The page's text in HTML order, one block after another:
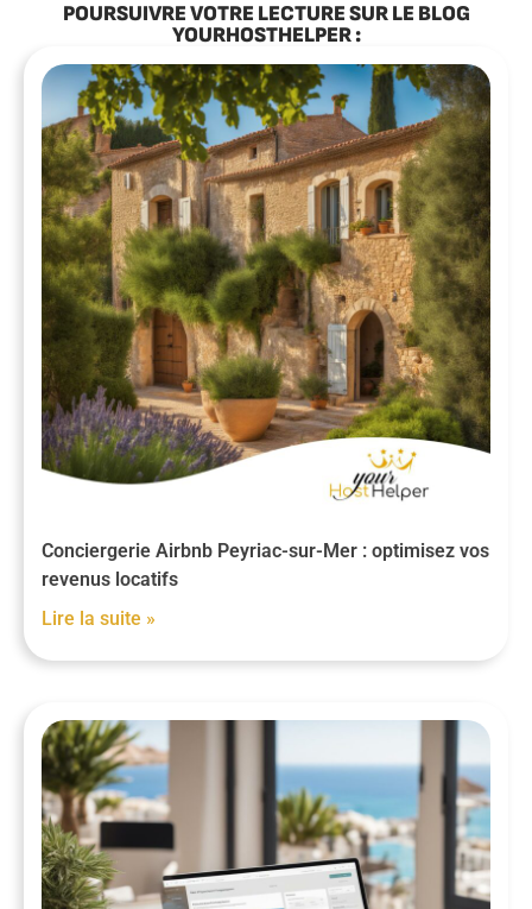
POURSUIVRE VOTRE LECTURE SUR LE BLOG
YOURHOSTHELPER :
Conciergerie Airbnb Peyriac-sur-Mer : optimisez vos
revenus locatifs
Lire la suite »